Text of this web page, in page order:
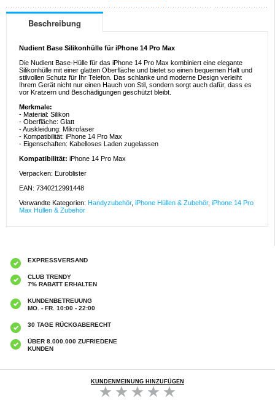
Beschreibung
Nudient Base Silikonhülle für iPhone 14 Pro Max
Die Nudient Base-Hülle für das iPhone 14 Pro Max kombiniert eine elegante
Silikonhülle mit einer glatten Oberfläche und bietet so einen bequemen Halt und
stilvollen Schutz für Ihr Telefon. Das schlanke und moderne Design verleiht
Ihrem Gerät nicht nur einen Hauch von Stil, sondern sorgt auch dafür, dass es
vor Kratzern und Beschädigungen geschützt bleibt.
Merkmale:
- Material: Silikon
- Oberfläche: Glatt
- Auskleidung: Mikrofaser
- Kompatibilität: iPhone 14 Pro Max
- Eigenschaften: Kabelloses Laden zugelassen
Kompatibilität: iPhone 14 Pro Max
Verpacken: Euroblister
EAN: 7340212991448
Verwandte Kategorien: Handyzubehör, iPhone Hüllen & Zubehör, iPhone 14 Pro
Max Hüllen & Zubehör
EXPRESSVERSAND
CLUB TRENDY
7% RABATT ERHALTEN
KUNDENBETREUUNG
MO. - FR. 10:00 - 22:00
30 TAGE RÜCKGABERECHT
ÜBER 8.000.000 ZUFRIEDENE
KUNDEN
KUNDENMEINUNG HINZUFÜGEN